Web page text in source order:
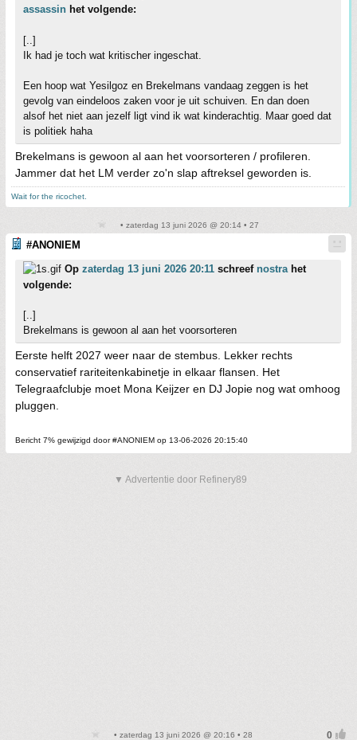
assassin het volgende:
[..]
Ik had je toch wat kritischer ingeschat.
Een hoop wat Yesilgoz en Brekelmans vandaag zeggen is het
gevolg van eindeloos zaken voor je uit schuiven. En dan doen
alsof het niet aan jezelf ligt vind ik wat kinderachtig. Maar goed dat
is politiek haha
Brekelmans is gewoon al aan het voorsorteren / profileren.
Jammer dat het LM verder zo'n slap aftreksel geworden is.
Wait for the ricochet.
• zaterdag 13 juni 2026 @ 20:14 • 27
#ANONIEM
Op zaterdag 13 juni 2026 20:11 schreef nostra het
volgende:
[..]
Brekelmans is gewoon al aan het voorsorteren
Eerste helft 2027 weer naar de stembus. Lekker rechts
conservatief rariteitenkabinetje in elkaar flansen. Het
Telegraafclubje moet Mona Keijzer en DJ Jopie nog wat omhoog
pluggen.
Bericht 7% gewijzigd door #ANONIEM op 13-06-2026 20:15:40
▼ Advertentie door Refinery89
• zaterdag 13 juni 2026 @ 20:16 • 28